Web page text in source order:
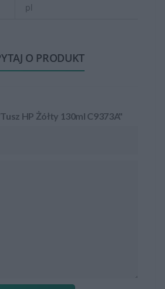
pl
O PRODUKT
HP Żółty 130ml C9373A"